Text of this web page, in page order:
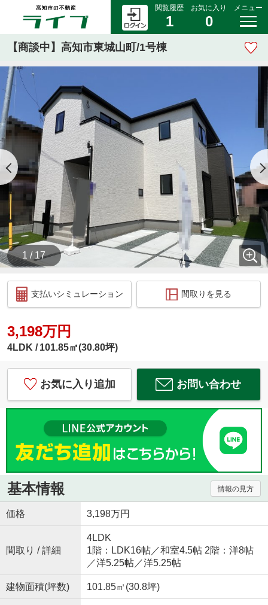
閲覧履歴
1
お気に入り
0
メニュー
【商談中】高知市東城山町/1号棟
1 / 17
支払いシミュレーション 間取りを見る
3,198万円
4LDK 101.85㎡(30.80坪)
お気に入り追加 お問い合わせ
基本情報 情報の見方
価格 3,198万円
間取り / 詳細
4LDK
1階：LDK16帖／和室4.5帖 2階：洋8帖
／洋5.25帖／洋5.25帖
建物面積(坪数) 101.85㎡(30.8坪)